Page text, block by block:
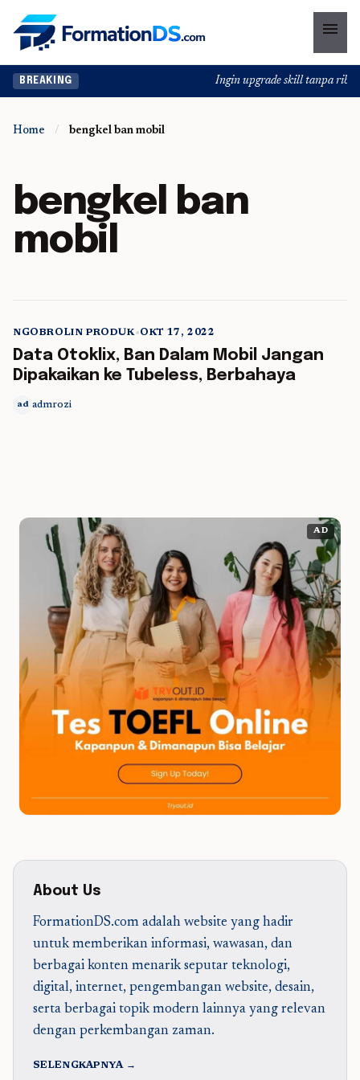
menu
BREAKING Ingin upgrade skill tanpa
Home / bengkel ban mobil
bengkel ban
mobil
NGOBROLIN PRODUK•OKT 17, 2022
Data Otoklix, Ban Dalam Mobil Jangan
Dipakaikan ke Tubeless, Berbahaya
ad admrozi
AD
About Us
FormationDS.com adalah website yang hadir
untuk memberikan informasi, wawasan, dan
berbagai konten menarik seputar teknologi,
digital, internet, pengembangan website, desain,
serta berbagai topik modern lainnya yang relevan
dengan perkembangan zaman.
SELENGKAPNYA →